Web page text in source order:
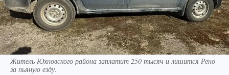
Житель Юхновского района заплатит 250 тысяч и лишится Рено
за пьяную езду.